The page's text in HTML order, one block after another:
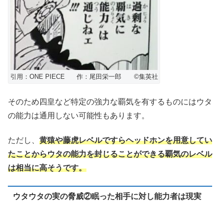
引用：ONE PIECE 作：尾田栄一郎 ©︎集英社
そのため四皇など特定の強力な覇気を有するものにはウタ
の能力は通用しない可能性もあります。
ただし、 黄猿や藤虎レベルですらヘッドホンを用意してい
たことからウタの能力を封じることができる覇気のレベル
は相当に高そうです。
ウタウタの実の脅威②眠った相手に対し能力者は現実